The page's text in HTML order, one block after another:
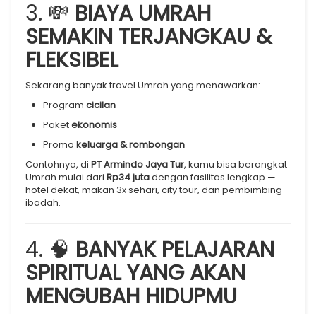
3. 💸 BIAYA UMRAH
SEMAKIN TERJANGKAU &
FLEKSIBEL
Sekarang banyak travel Umrah yang menawarkan:
Program cicilan
Paketekonomis
Promo keluarga & rombongan
Contohnya, di PT Armindo Jaya Tur, kamu bisa berangkat
Umrah mulai dari Rp34 jutadengan fasilitas lengkap —
hotel dekat, makan 3x sehari, city tour, dan pembimbing
ibadah.
4. 🧠 BANYAK PELAJARAN
SPIRITUAL YANG AKAN
MENGUBAH HIDUPMU